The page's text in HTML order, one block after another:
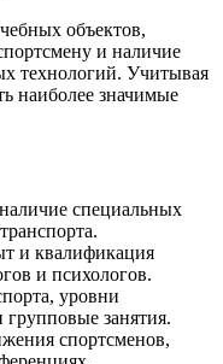
объектов,
и наличие
технологий. Учитывая
наиболее значимые
специальных
и квалификация
и психологов.
уровни
занятия.
спортсменов,